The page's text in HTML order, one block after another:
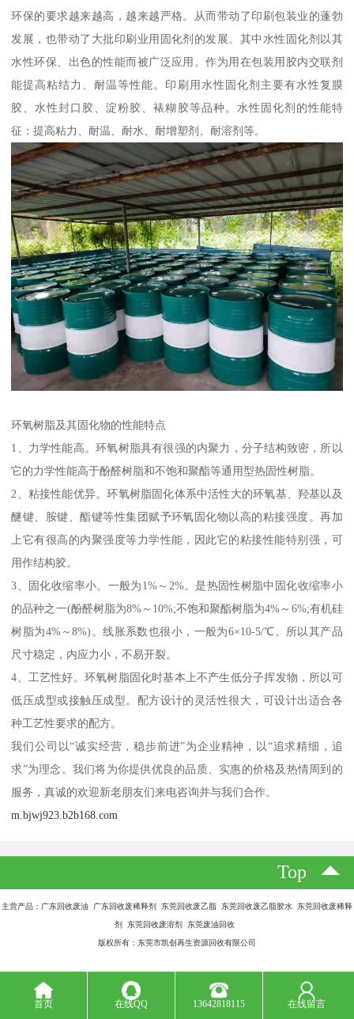
环保的要求越来越高，越来越严格。从而带动了印刷包装业的蓬勃
发展，也带动了大批印刷业用固化剂的发展。其中水性固化剂以其
水性环保、出色的性能而被广泛应用。作为用在包装用胶内交联剂
能提高粘结力、耐温等性能。印刷用水性固化剂主要有水性复膜
胶、水性封口胶、淀粉胶、裱糊胶等品种。水性固化剂的性能特
征：提高粘力、耐温、耐水、耐增塑剂、耐溶剂等。
环氧树脂及其固化物的性能特点
1、力学性能高。环氧树脂具有很强的内聚力，分子结构致密，所以
它的力学性能高于酚醛树脂和不饱和聚酯等通用型热固性树脂。
2、粘接性能优异。环氧树脂固化体系中活性大的环氧基、羟基以及
醚键、胺键、酯键等性集团赋予环氧固化物以高的粘接强度。再加
上它有很高的内聚强度等力学性能，因此它的粘接性能特别强，可
用作结构胶。
3、固化收缩率小。一般为1%～2%。是热固性树脂中固化收缩率小
的品种之一(酚醛树脂为8%～10%;不饱和聚酯树脂为4%～6%;有机硅
树脂为4%～8%)。线胀系数也很小，一般为6×10-5/℃。所以其产品
尺寸稳定，内应力小，不易开裂。
4、工艺性好。环氧树脂固化时基本上不产生低分子挥发物，所以可
低压成型或接触压成型。配方设计的灵活性很大，可设计出适合各
种工艺性要求的配方。
我们公司以“诚实经营，稳步前进”为企业精神，以“追求精细，追
求”为理念。我们将为你提供优良的品质、实惠的价格及热情周到的
服务，真诚的欢迎新老朋友们来电咨询并与我们合作。
m.bjwj923.b2b168.com
Top
主营产品：广东回收废油 广东回收废稀释剂 东莞回收废乙脂 东莞回收废乙脂胶水 东莞回收废稀释
剂 东莞回收废溶剂 东莞废油回收
版权所有：东莞市凯创再生资源回收有限公司
首页 在线QQ 13642818115 在线留言